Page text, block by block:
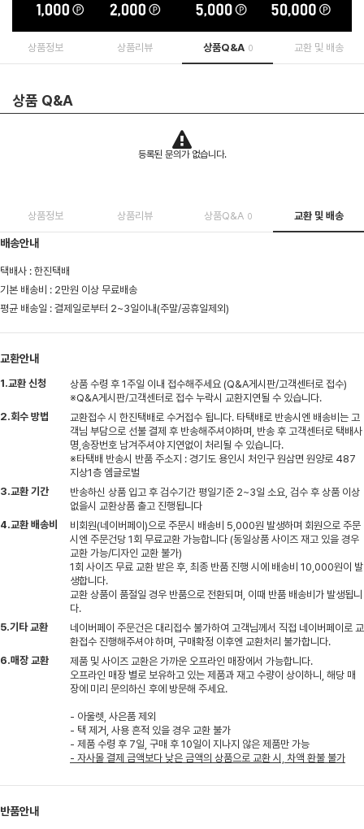
상품정보 상품리뷰 상품Q&A 0 교환 및 배송
상품 Q&A
등록된 문의가 없습니다.
상품정보 상품리뷰 상품Q&A 0 교환 및 배송
배송안내
택배사 : 한진택배
기본 배송비 : 2만원 이상 무료배송
평균 배송일 : 결제일로부터 2~3일이내(주말/공휴일제외)
교환안내
1.교환 신청
상품 수령 후 1주일 이내 접수해주세요 (Q&A게시판/고객센터로 접수)
※Q&A게시판/고객센터로 접수 누락시 교환지연될 수 있습니다.
2.회수 방법
교환접수 시 한진택배로 수거접수 됩니다. 타택배로 반송시엔 배송비는 고
객님 부담으로 선불 결제 후 반송해주셔야하며, 반송 후 고객센터로 택배사
명,송장번호 남겨주셔야 지연없이 처리될 수 있습니다.
※타택배 반송시 반품 주소지 : 경기도 용인시 처인구 원삼면 원양로 487
지상1층 엠글로벌
3.교환 기간
반송하신 상품 입고 후 검수기간 평일기준 2~3일 소요, 검수 후 상품 이상
없을시 교환상품 출고 진행됩니다
4.교환 배송비
비회원(네이버페이)으로 주문시 배송비 5,000원 발생하며 회원으로 주문
시엔 주문건당 1회 무료교환 가능합니다 (동일상품 사이즈 재고 있을 경우
교환 가능/디자인 교환 불가)
1회 사이즈 무료 교환 받은 후, 최종 반품 진행 시에 배송비 10,000원이 발
생합니다.
교환 상품이 품절일 경우 반품으로 전환되며, 이때 반품 배송비가 발생됩니
다.
5.기타 교환
네이버페이 주문건은 대리접수 불가하여 고객님께서 직접 네이버페이로 교
환접수 진행해주셔야 하며, 구매확정 이후엔 교환처리 불가합니다.
6.매장 교환
제품 및 사이즈 교환은 가까운 오프라인 매장에서 가능합니다.
오프라인 매장 별로 보유하고 있는 제품과 재고 수량이 상이하니, 해당 매
장에 미리 문의하신 후에 방문해 주세요.
- 아울렛, 사은품 제외
- 택 제거, 사용 흔적 있을 경우 교환 불가
- 제품 수령 후 7일, 구매 후 10일이 지나지 않은 제품만 가능
- 자사몰 결제 금액보다 낮은 금액의 상품으로 교환 시, 차액 환불 불가
반품안내